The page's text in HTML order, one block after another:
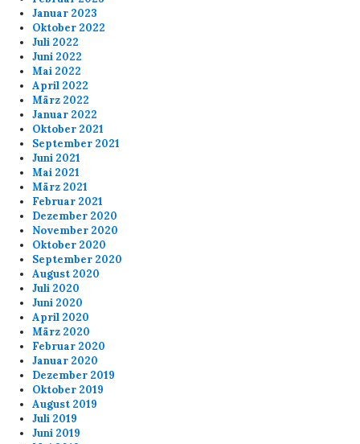
Januar 2023
Oktober 2022
Juli 2022
Juni 2022
Mai 2022
April 2022
März 2022
Januar 2022
Oktober 2021
September 2021
Juni 2021
Mai 2021
März 2021
Februar 2021
Dezember 2020
November 2020
Oktober 2020
September 2020
August 2020
Juli 2020
Juni 2020
April 2020
März 2020
Februar 2020
Januar 2020
Dezember 2019
Oktober 2019
August 2019
Juli 2019
Juni 2019